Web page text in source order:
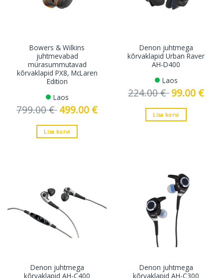
Bowers & Wilkins
juhtmevabad
mürasummutavad
kõrvaklapid PX8, McLaren
Edition
Laos
799.00€ Algne
hind
799.00 €.
499.00 €Current
price
Lisa korvi
Denon juhtmega
kõrvaklapid Urban Raver
AH-D400
Laos
224.00€ Algne
hind
224.00 €.
99.00 €price
Lisa korvi
Denon juhtmega
kõrvaklapid AH-C400
Denon juhtmega
kõrvaklapid AH-C300